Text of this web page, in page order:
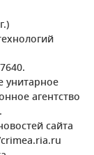
унитарное
агентство
сайта